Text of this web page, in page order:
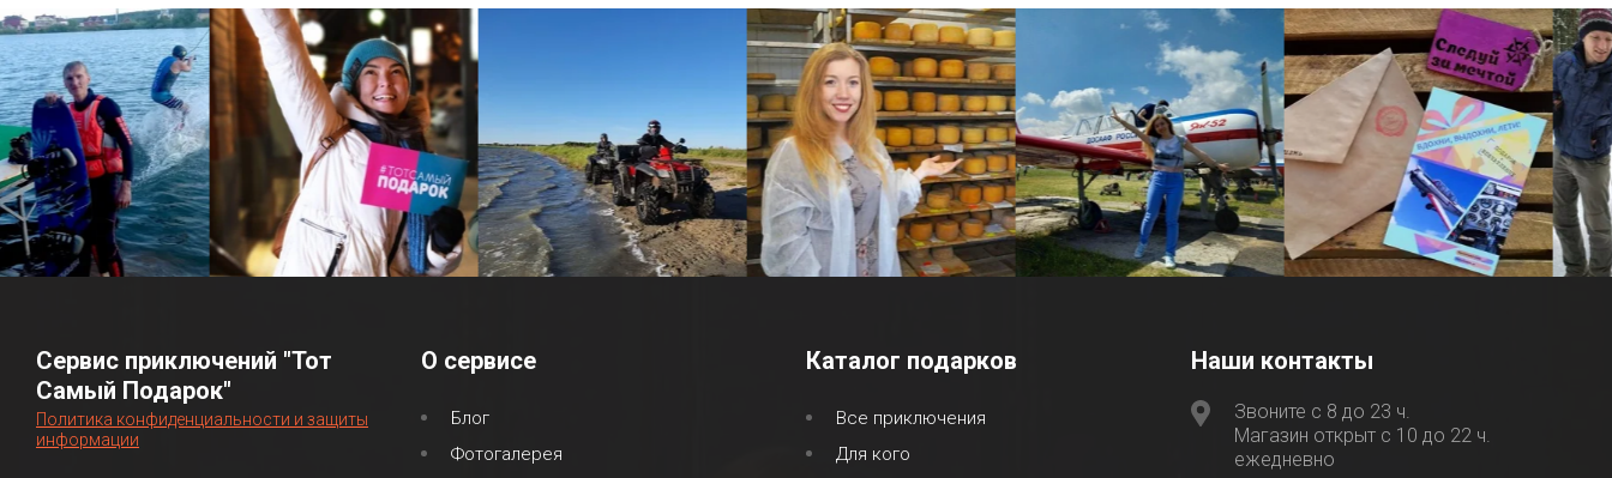
Сервис приключений "Тот
Самый Подарок"
Политика конфиденциальности и защиты
информации
О сервисе
Блог
Фотогалерея
Каталог подарков
Все приключения
Для кого
Наши контакты
Звоните с 8 до 23 ч.
Магазин открыт с 10 до 22 ч.
ежедневно